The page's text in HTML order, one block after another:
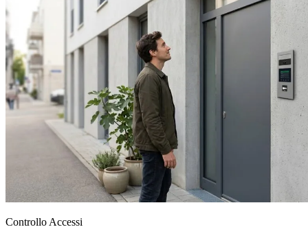
Controllo Accessi